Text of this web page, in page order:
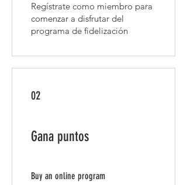
Regístrate como miembro para
comenzar a disfrutar del
programa de fidelización
02
Gana puntos
Buy an online program